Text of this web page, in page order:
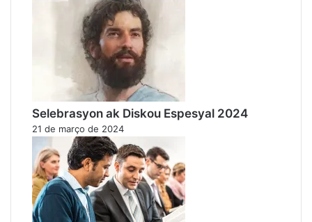
Selebrasyon ak Diskou Espesyal 2024
21 de março de 2024